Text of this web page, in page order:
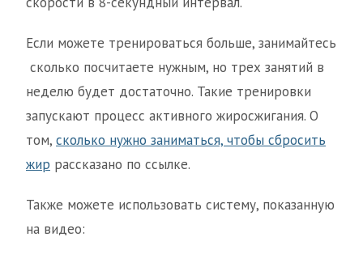
Если можете тренироваться больше, занимайтесь
сколько посчитаете нужным, но трех занятий в
неделю будет достаточно. Такие тренировки
запускают процесс активного жиросжигания. О
том, сколько нужно заниматься, чтобы сбросить
жир рассказано по ссылке.
Также можете использовать систему, показанную
на видео: